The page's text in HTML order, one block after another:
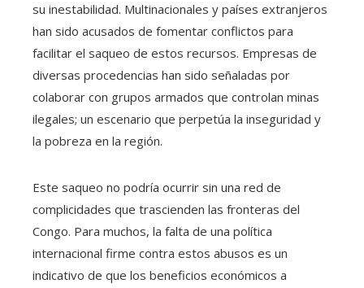
su inestabilidad. Multinacionales y países extranjeros
han sido acusados de fomentar conflictos para
facilitar el saqueo de estos recursos. Empresas de
diversas procedencias han sido señaladas por
colaborar con grupos armados que controlan minas
ilegales; un escenario que perpetúa la inseguridad y
la pobreza en la región.
Este saqueo no podría ocurrir sin una red de
complicidades que trascienden las fronteras del
Congo. Para muchos, la falta de una política
internacional firme contra estos abusos es un
indicativo de que los beneficios económicos a